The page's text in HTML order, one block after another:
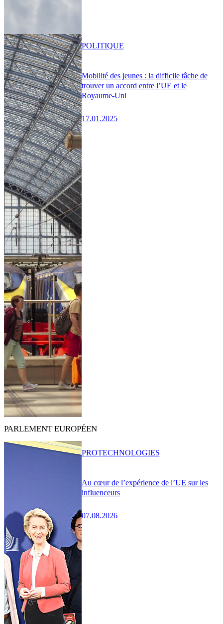
Mobilité des jeunes : la difficile tâche de
trouver un accord entre l’UE et le
Royaume-Uni
17.01.2025
POLITIQUE
PARLEMENT EUROPÉEN
Au cœur de l’expérience de l’UE sur les
influenceurs
07.08.2026
PROTECHNOLOGIES